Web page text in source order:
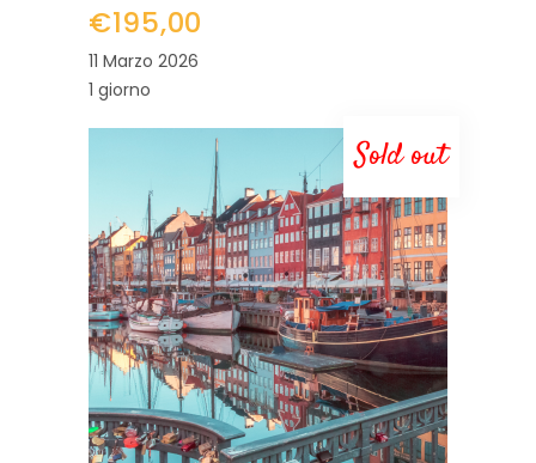
€195,00
11 Marzo 2026
1 giorno
Sold out
LEGGI TUTTO